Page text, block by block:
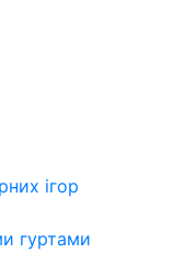
ігор
гуртами